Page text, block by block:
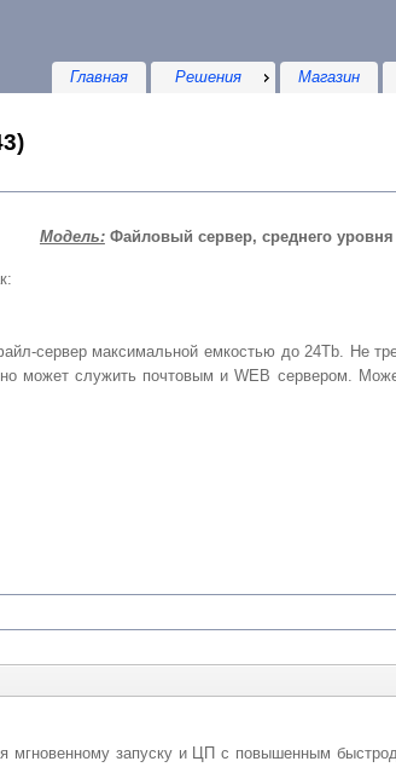
Главная Решения Магазин
Модель:Файловый сервер, среднего уровня
может служить почтовым и WEB сервером.
мгновенному запуску и ЦП с повышенным